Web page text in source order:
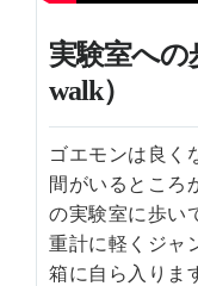
実験室への
walk）
ゴエモンは良く
間がいるところ
の実験室に歩い
重計に軽くジャ
箱に自ら入りま